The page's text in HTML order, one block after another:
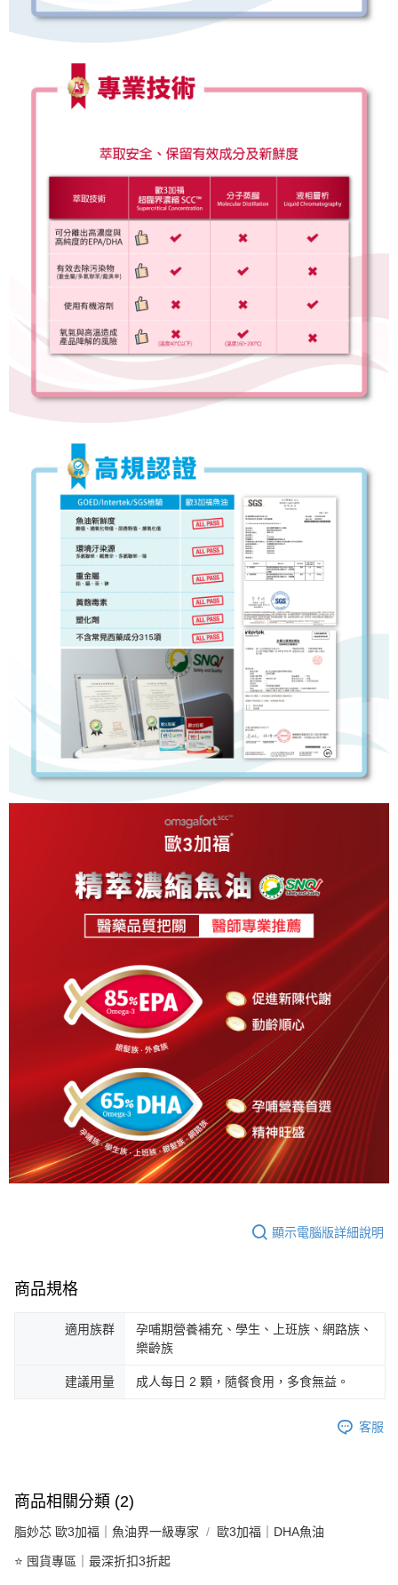
顯示電腦版詳細說明
商品規格
適用族群
孕哺期營養補充、學生、上班族、網路族、
樂齡族
建議用量 成人每日 2 顆，隨餐食用，多食無益。
客服
商品相關分類 (2)
脂妙芯 歐3加福｜魚油界一級專家 歐3加福｜DHA魚油
⭐ 囤貨專區｜最深折扣3折起